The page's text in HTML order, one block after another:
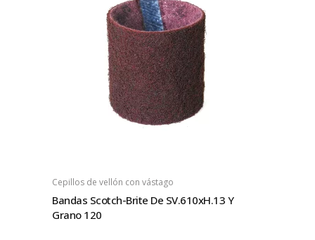
Cepillos de vellón con vástago
Bandas Scotch-Brite De SV.610xH.13 Y
Grano 120